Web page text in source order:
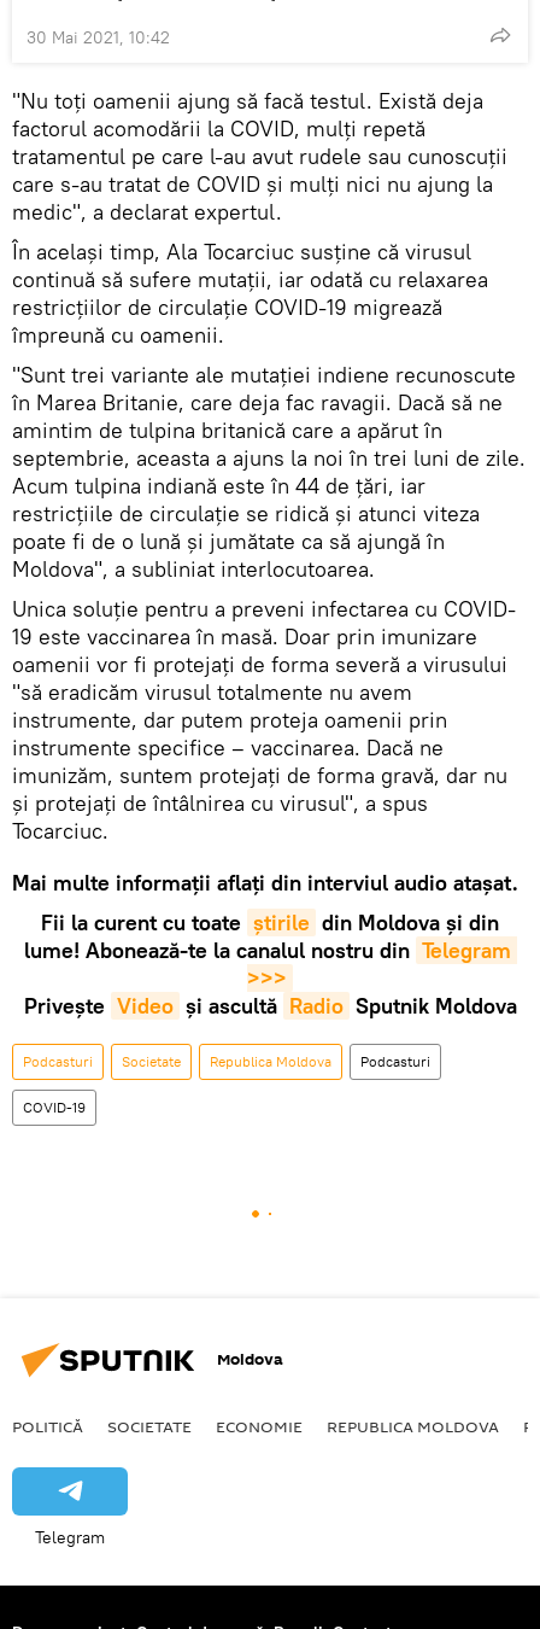
30 Mai 2021, 10:42
"Nu toți oamenii ajung să facă testul. Există deja
factorul acomodării la COVID, mulți repetă
tratamentul pe care l-au avut rudele sau cunoscuții
care s-au tratat de COVID și mulți nici nu ajung la
medic", a declarat expertul.
În același timp, Ala Tocarciuc susține că virusul
continuă să sufere mutații, iar odată cu relaxarea
restricțiilor de circulație COVID-19 migrează
împreună cu oamenii.
"Sunt trei variante ale mutației indiene recunoscute
în Marea Britanie, care deja fac ravagii. Dacă să ne
amintim de tulpina britanică care a apărut în
septembrie, aceasta a ajuns la noi în trei luni de zile.
Acum tulpina indiană este în 44 de țări, iar
restricțiile de circulație se ridică și atunci viteza
poate fi de o lună și jumătate ca să ajungă în
Moldova", a subliniat interlocutoarea.
Unica soluție pentru a preveni infectarea cu COVID-
19 este vaccinarea în masă. Doar prin imunizare
oamenii vor fi protejați de forma severă a virusului
"să eradicăm virusul totalmente nu avem
instrumente, dar putem proteja oamenii prin
instrumente specifice – vaccinarea. Dacă ne
imunizăm, suntem protejați de forma gravă, dar nu
și protejați de întâlnirea cu virusul", a spus
Tocarciuc.
Mai multe informații aflați din interviul audio atașat.
Fii la curent cu toate știrile din Moldova și din
lume! Abonează-te la canalul nostru din Telegram
>>>
Privește Video și ascultă Radio Sputnik Moldova
Podcasturi Societate Republica Moldova Podcasturi
COVID-19
Moldova
POLITICĂ SOCIETATE ECONOMIE REPUBLICA MOLDOVA
Telegram